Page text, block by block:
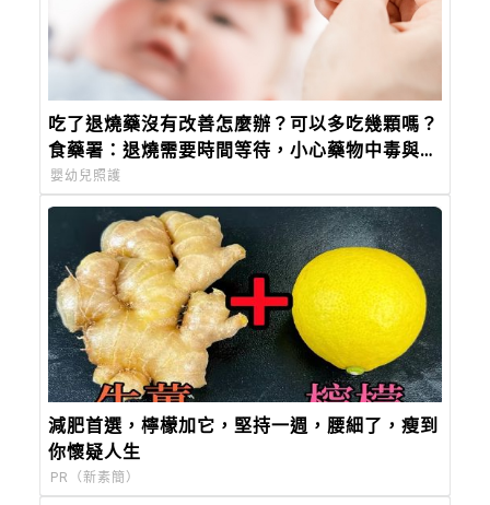
吃了退燒藥沒有改善怎麼辦？可以多吃幾顆嗎？
食藥署：退燒需要時間等待，小心藥物中毒與副
作用！
嬰幼兒照護
減肥首選，檸檬加它，堅持一週，腰細了，瘦到
你懷疑人生
PR（新素簡）